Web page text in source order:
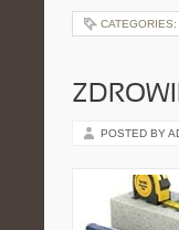
CATEGORIES:
POSTED BY